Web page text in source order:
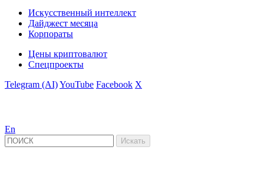
Искусственный интеллект
Дайджест месяца
Корпораты
Цены криптовалют
Спецпроекты
Telegram (AI)YouTube Facebook X
En